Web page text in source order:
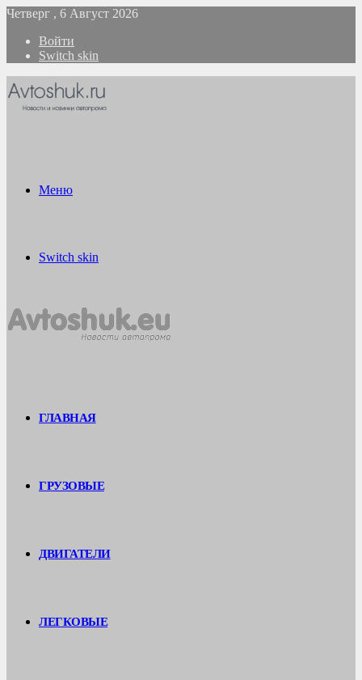
Четверг , 6 Август 2026
Войти
Switch skin
Меню
Switch skin
ГЛАВНАЯ
ГРУЗОВЫЕ
ДВИГАТЕЛИ
ЛЕГКОВЫЕ